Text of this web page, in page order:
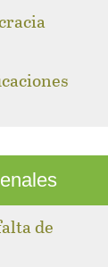
de